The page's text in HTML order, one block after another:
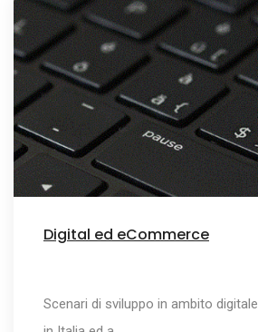
Digital ed eCommerce
Scenari di sviluppo in ambito